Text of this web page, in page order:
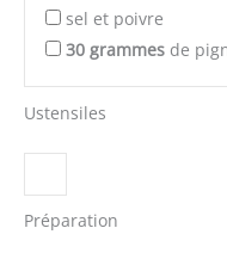
sel et poivre
30 grammes de
Ustensiles
Préparation